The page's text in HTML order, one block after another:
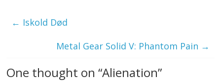
← Iskold Død
Metal Gear Solid V: Phantom Pain →
One thought on “Alienation”